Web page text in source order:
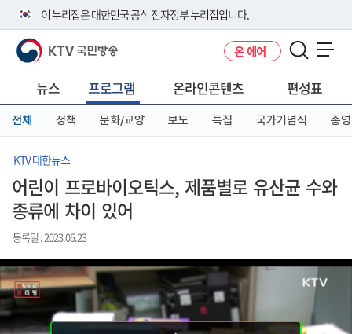
이 누리집은 대한민국 공식 전자정부 누리집입니다.
공식 누리집 주소 확인하기
니다.
이밖에 or.kr 또는 .kr등 다른 도메인 주소를 사용하고 있다면 아래 URL에
서 도메인 주소를 확인해 보세요
KTV 국민방송 온 에어
뉴스 프로그램 온라인콘텐츠 편성표
전체 정책 문화/교양 보도 특집 국가기념식 종영
KTV 대한뉴스
어린이 프로바이오틱스, 제품별로 유산균 수와
종류에 차이 있어
등록일 : 2023.05.23